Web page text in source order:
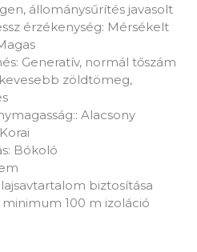
állománysűrítés javasolt
érzékenység: Mérsékelt
Generatív, normál tőszám
zöldtömeg,
Alacsony
Bókoló
biztosítása
100 m izoláció